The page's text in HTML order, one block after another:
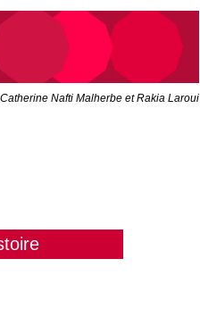
Nafti Malherbe et Rakia Laroui